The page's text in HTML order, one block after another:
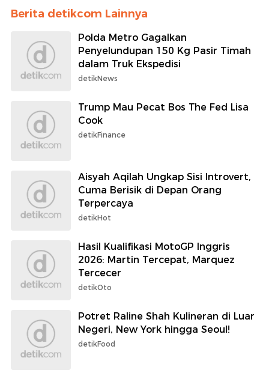
Berita detikcom Lainnya
Polda Metro Gagalkan
Penyelundupan 150 Kg Pasir Timah
dalam Truk Ekspedisi
detikNews
Trump Mau Pecat Bos The Fed Lisa
Cook
detikFinance
Aisyah Aqilah Ungkap Sisi Introvert,
Cuma Berisik di Depan Orang
Terpercaya
detikHot
Hasil Kualifikasi MotoGP Inggris
2026: Martin Tercepat, Marquez
Tercecer
detikOto
Potret Raline Shah Kulineran di Luar
Negeri, New York hingga Seoul!
detikFood